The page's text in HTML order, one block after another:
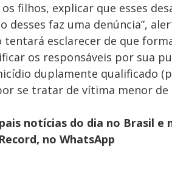
filhos, explicar que esses
desses faz uma denúncia”,
tentará esclarecer de que
os responsáveis por sua
duplamente qualificado
se tratar de vítima menor de
notícias do dia no Brasil e
no WhatsApp